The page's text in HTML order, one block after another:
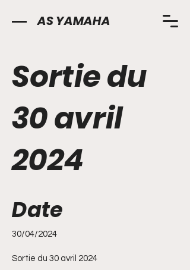
AS YAMAHA
Sortie du
30 avril
2024
Date
30/04/2024
Sortie du 30 avril 2024